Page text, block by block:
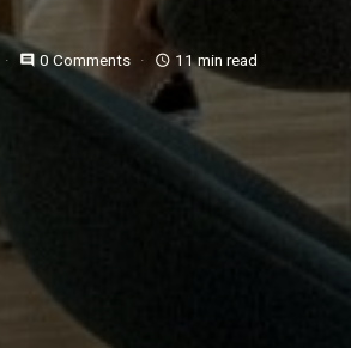
comment 0 Comments access_time 11 min read